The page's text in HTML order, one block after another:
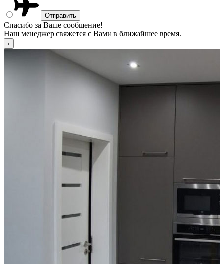
Спасибо за Ваше сообщение!
Наш менеджер свяжется с Вами в ближайшее время.